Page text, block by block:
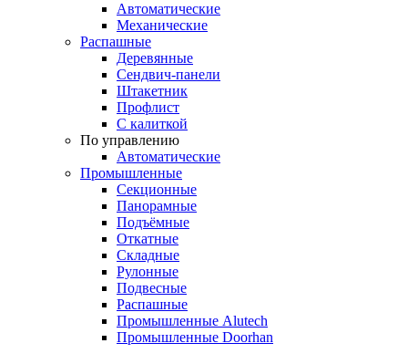
Автоматические
Механические
Распашные
Деревянные
Сендвич-панели
Штакетник
Профлист
С калиткой
По управлению
Автоматические
Промышленные
Секционные
Панорамные
Подъёмные
Откатные
Складные
Рулонные
Подвесные
Распашные
Промышленные Alutech
Промышленные Doorhan